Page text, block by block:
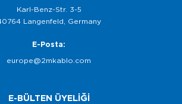
Karl-Benz-Str. 3-5
Langenfeld, Germany
E-Posta:
europe@2mkablo.com
E-BÜLTEN ÜYELİĞİ